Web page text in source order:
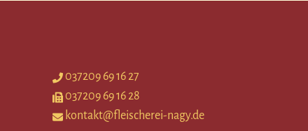
037209 69 16 27
037209 69 16 28
kontakt@fleischerei-nagy.de